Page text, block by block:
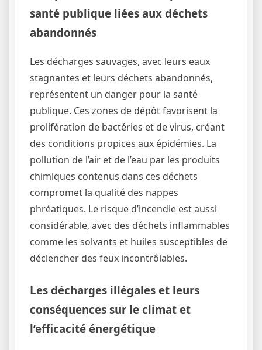
santé publique liées aux déchets
abandonnés
Les décharges sauvages, avec leurs eaux
stagnantes et leurs déchets abandonnés,
représentent un danger pour la santé
publique. Ces zones de dépôt favorisent la
prolifération de bactéries et de virus, créant
des conditions propices aux épidémies. La
pollution de l’air et de l’eau par les produits
chimiques contenus dans ces déchets
compromet la qualité des nappes
phréatiques. Le risque d’incendie est aussi
considérable, avec des déchets inflammables
comme les solvants et huiles susceptibles de
déclencher des feux incontrôlables.
Les décharges illégales et leurs
conséquences sur le climat et
l’efficacité énergétique